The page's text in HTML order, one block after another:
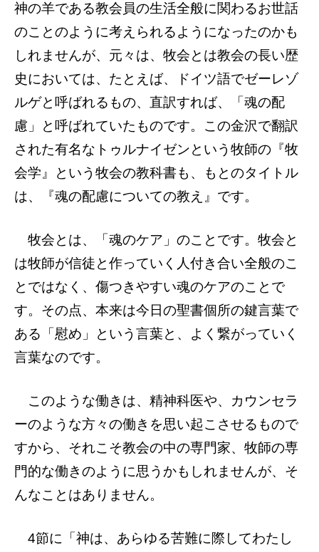
神の羊である教会員の生活全般に関わるお世話
のことのように考えられるようになったのかも
しれませんが、元々は、牧会とは教会の長い歴
史においては、たとえば、ドイツ語でゼーレゾ
ルゲと呼ばれるもの、直訳すれば、「魂の配
慮」と呼ばれていたものです。この金沢で翻訳
された有名なトゥルナイゼンという牧師の『牧
会学』という牧会の教科書も、もとのタイトル
は、『魂の配慮についての教え』です。
牧会とは、「魂のケア」のことです。牧会と
は牧師が信徒と作っていく人付き合い全般のこ
とではなく、傷つきやすい魂のケアのことで
す。その点、本来は今日の聖書個所の鍵言葉で
ある「慰め」という言葉と、よく繋がっていく
言葉なのです。
このような働きは、精神科医や、カウンセラ
ーのような方々の働きを思い起こさせるもので
すから、それこそ教会の中の専門家、牧師の専
門的な働きのように思うかもしれませんが、そ
んなことはありません。
4節に「神は、あらゆる苦難に際してわたし